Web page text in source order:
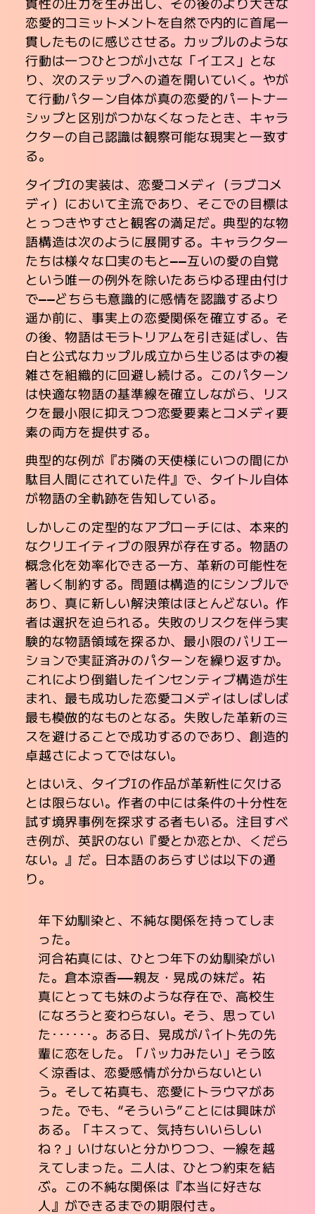
貫性の圧力を生み出し、その後のより大きな
恋愛的コミットメントを自然で内的に首尾一
貫したものに感じさせる。カップルのような
行動は一つひとつが小さな「イエス」とな
り、次のステップへの道を開いていく。やが
て行動パターン自体が真の恋愛的パートナー
シップと区別がつかなくなったとき、キャラ
クターの自己認識は観察可能な現実と一致す
る。
タイプIの実装は、恋愛コメディ（ラブコメ
ディ）において主流であり、そこでの目標は
とっつきやすさと観客の満足だ。典型的な物
語構造は次のように展開する。キャラクター
たちは様々な口実のもと――互いの愛の自覚
という唯一の例外を除いたあらゆる理由付け
で――どちらも意識的に感情を認識するより
遥か前に、事実上の恋愛関係を確立する。そ
の後、物語はモラトリアムを引き延ばし、告
白と公式なカップル成立から生じるはずの複
雑さを組織的に回避し続ける。このパターン
は快適な物語の基準線を確立しながら、リス
クを最小限に抑えつつ恋愛要素とコメディ要
素の両方を提供する。
典型的な例が『お隣の天使様にいつの間にか
駄目人間にされていた件』で、タイトル自体
が物語の全軌跡を告知している。
しかしこの定型的なアプローチには、本来的
なクリエイティブの限界が存在する。物語の
概念化を効率化できる一方、革新の可能性を
著しく制約する。問題は構造的にシンプルで
あり、真に新しい解決策はほとんどない。作
者は選択を迫られる。失敗のリスクを伴う実
験的な物語領域を探るか、最小限のバリエー
ションで実証済みのパターンを繰り返すか。
これにより倒錯したインセンティブ構造が生
まれ、最も成功した恋愛コメディはしばしば
最も模倣的なものとなる。失敗した革新のミ
スを避けることで成功するのであり、創造的
卓越さによってではない。
とはいえ、タイプIの作品が革新性に欠ける
とは限らない。作者の中には条件の十分性を
試す境界事例を探求する者もいる。注目すべ
き例が、英訳のない『愛とか恋とか、くだら
ない。』だ。日本語のあらすじは以下の通
り。
年下幼馴染と、不純な関係を持ってしま
った。
河合祐真には、ひとつ年下の幼馴染がい
た。倉本涼香――親友・晃成の妹だ。祐
真にとっても妹のような存在で、高校生
になろうと変わらない。そう、思ってい
た･･････。ある日、晃成がバイト先の先
輩に恋をした。「バッカみたい」そう呟
く涼香は、恋愛感情が分からないとい
う。そして祐真も、恋愛にトラウマがあ
った。でも、“そういう”ことには興味が
ある。「キスって、気持ちいいらしい
ね？」いけないと分かりつつ、一線を越
えてしまった。二人は、ひとつ約束を結
ぶ。この不純な関係は『本当に好きな
人』ができるまでの期限付き。